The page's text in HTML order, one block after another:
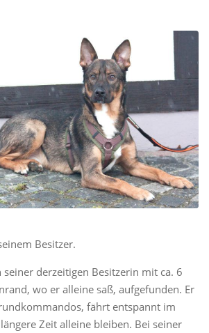
Besitzer.
seiner derzeitigen Besitzerin mit ca. 6
wo er alleine saß, aufgefunden. Er
fährt entspannt im
Zeit alleine bleiben. Bei seiner